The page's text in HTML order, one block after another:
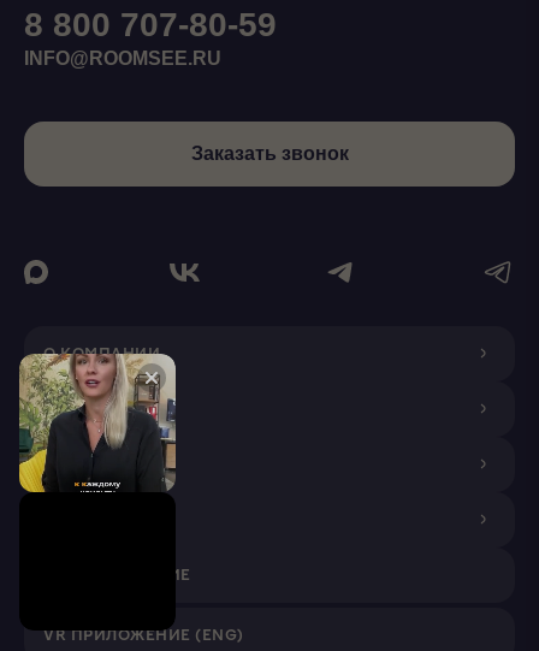
О КОМПАНИИ
ДИЗАЙНЕРАМ
ПОКУПАТЕЛЯМ
VR ПРИЛОЖЕНИЕ
VR ПРИЛОЖЕНИЕ (ENG)
8 800 707-80-59
INFO@ROOMSEE.RU
Заказать звонок